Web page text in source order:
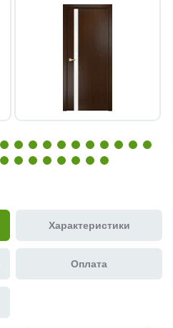
Характеристики
Оплата